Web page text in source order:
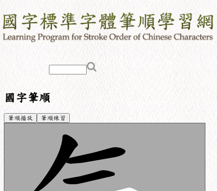
國字筆順
筆順播放 筆順練習